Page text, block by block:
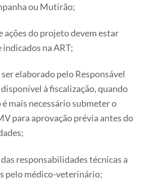
ou Mutirão;
ações do projeto devem estar
na ART;
elaborado pelo Responsável
à fiscalização, quando
mais necessário submeter o
para aprovação prévia antes do
responsabilidades técnicas a
pelo médico-veterinário;